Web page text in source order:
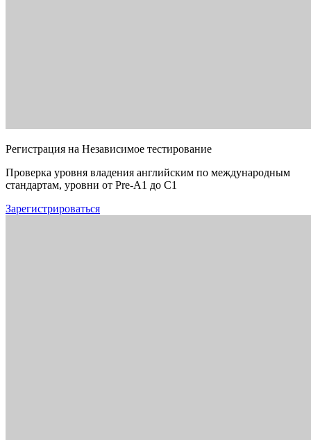
Регистрация на Независимое тестирование
Проверка уровня владения английским по международным
стандартам, уровни от Pre-A1 до C1
Зарегистрироваться